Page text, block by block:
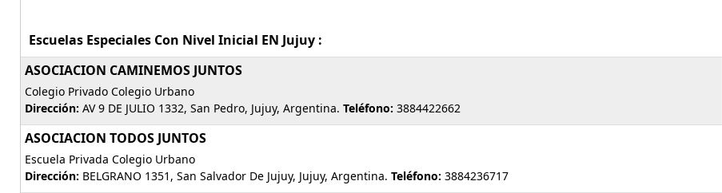
Escuelas Especiales Con Nivel Inicial EN Jujuy :
ASOCIACION CAMINEMOS JUNTOS
Colegio Privado Colegio Urbano
Dirección: AV 9 DE JULIO 1332, San Pedro, Jujuy, Argentina. Teléfono: 3884422662
ASOCIACION TODOS JUNTOS
Escuela Privada Colegio Urbano
Dirección: BELGRANO 1351, San Salvador De Jujuy, Jujuy, Argentina. Teléfono: 3884236717